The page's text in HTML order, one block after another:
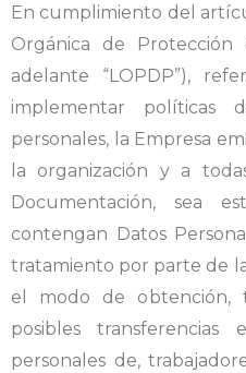
En cumplimiento del
Orgánica de Protección
adelante “LOPDP”),
implementar políticas
personales, la Empresa
la organización y a
Documentación, sea
contengan Datos
tratamiento por parte de
el modo de obtención,
posibles
personales de,